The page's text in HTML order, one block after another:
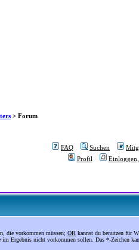
> Forum
FAQ Suchen
Profil
die vorkommen müssen; OR kannst du benutzen für
im Ergebnis nicht vorkommen sollen. Das *-Zeichen